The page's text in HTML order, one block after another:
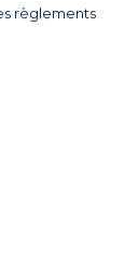
règlements